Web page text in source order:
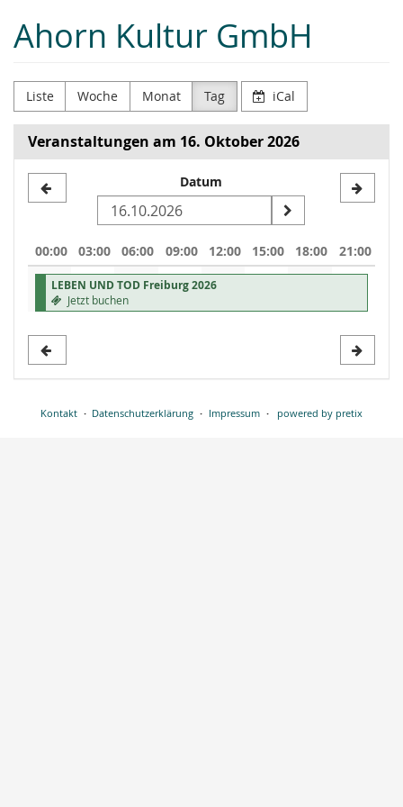
Haupt-
Inhalt
Ahorn Kultur GmbH
Liste Woche Monat Tag iCal
Veranstaltungen am 16. Oktober 2026
zur
auswählen
Datum
00:00 03:00 06:00 09:00 12:00 15:00 18:00 21:00
LEBEN UND TOD Freiburg 2026
Jetzt buchen
Kontakt Datenschutzerklärung Impressum powered by pretix